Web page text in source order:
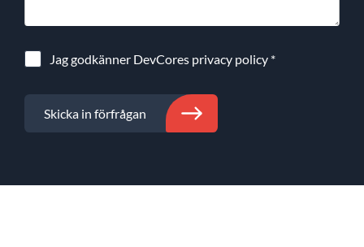
Jag godkänner DevCores privacy policy *
Skicka in förfrågan